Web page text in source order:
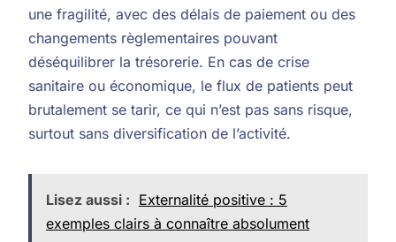
une fragilité, avec des délais de paiement ou des
changements règlementaires pouvant
déséquilibrer la trésorerie. En cas de crise
sanitaire ou économique, le flux de patients peut
brutalement se tarir, ce qui n’est pas sans risque,
surtout sans diversification de l’activité.
Lisez aussi : Externalité positive : 5
exemples clairs à connaître absolument